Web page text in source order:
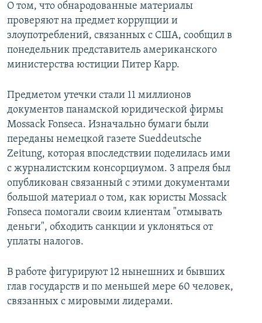
О том, что обнародованные материалы
проверяют на предмет коррупции и
злоупотреблений, связанных с США, сообщил в
понедельник представитель американского
министерства юстиции Питер Карр.
Предметом утечки стали 11 миллионов
документов панамской юридической фирмы
Mossack Fonseca. Изначально бумаги были
переданы немецкой газете Sueddeutsche
Zeitung, которая впоследствии поделилась ими
с журналистским консорциумом. 3 апреля был
опубликован связанный с этими документами
большой материал о том, как юристы Mossack
Fonseca помогали своим клиентам "отмывать
деньги", обходить санкции и уклоняться от
уплаты налогов.
В работе фигурируют 12 нынешних и бывших
глав государств и по меньшей мере 60 человек,
связанных с мировыми лидерами.